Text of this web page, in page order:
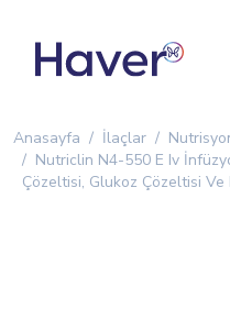
Anasayfa İlaçlar
Nutriclin N4-550 E Iv
Çözeltisi, Glukoz Çözeltisi Ve